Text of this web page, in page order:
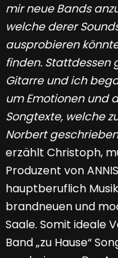
mir neue Bands
welche derer
ausprobieren
finden. Stattdessen
Gitarre und ich
um Emotionen und
Songtexte, welche
Norbert
erzählt Christoph,
Produzent von
hauptberuflich
brandneuen und
Saale. Somit ideale
Band „zu Hause“